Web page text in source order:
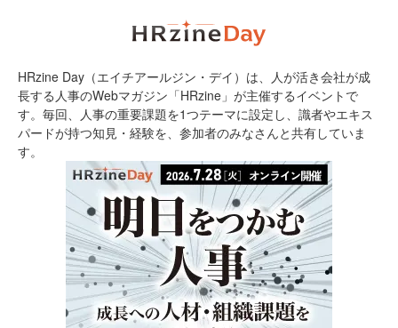
HRzine Day（エイチアールジン・デイ）は、人が活き会社が成
長する人事のWebマガジン「HRzine」が主催するイベントで
す。毎回、人事の重要課題を1つテーマに設定し、識者やエキス
パードが持つ知見・経験を、参加者のみなさんと共有していま
す。